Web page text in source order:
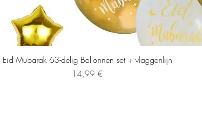
Eid Mubarak 63-delig Ballonnen set + vlaggenlijn
Preis
14,99 €